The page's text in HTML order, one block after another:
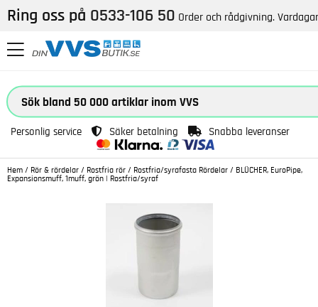
Ring oss på 0533-106 50 Order och rådgivning.
Personlig service Säker betalning Snabba leveranser
Hem / Rör & rördelar / Rostfria rör / Rostfria/syrafasta Rördelar / BLÜCHER, EuroPipe,
Expansionsmuff, 1muff, grön | Rostfria/syraf